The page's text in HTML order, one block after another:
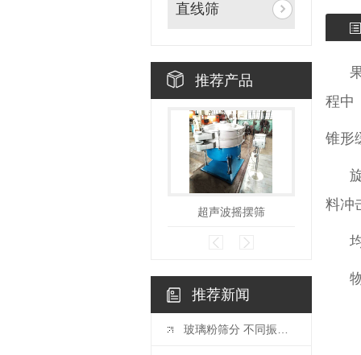
直线筛
推荐产品
超声波摇摆筛
推荐新闻
玻璃粉筛分 不同振动筛设备可按需选择
果
程中
锥形
旋
料冲
均
物